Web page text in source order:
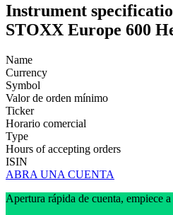
Instrument
STOXX Europe 600
Name
Currency
Symbol
Valor de orden mínimo
Ticker
Horario comercial
Type
Hours of accepting orders
ISIN
ABRA UNA CUENTA
Apertura rápida de cuenta, empiece